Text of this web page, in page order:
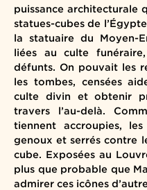
puissance architecturale
statues-cubes de
la statuaire du Moyen-
liées au culte
défunts. On pouvait les
les tombes, censées
culte divin et obtenir
travers l’au-delà.
tiennent accroupies,
genoux et serrés contre
cube. Exposées au
plus que probable que
admirer ces icônes